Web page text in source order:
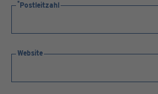
Postleitzahl
Website